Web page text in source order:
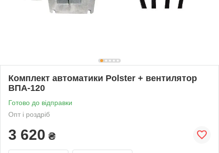
Комплект автоматики Polster + вентилятор
ВПА-120
Готово до відправки
Опт і роздріб
3 620 ₴